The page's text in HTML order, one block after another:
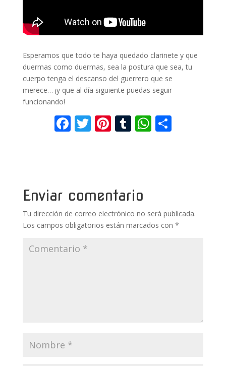
Esperamos que todo te haya quedado clarinete y que
duermas como duermas, sea la postura que sea, tu
cuerpo tenga el descanso del guerrero que se
merece… ¡y que al día siguiente puedas seguir
funcionando!
F
ac
o
o
k
T
w
Pi
nt
st
T
u
r
W
h
p r
Enviar comentario
Tu dirección de correo electrónico no será publicada.
Los campos obligatorios están marcados con *